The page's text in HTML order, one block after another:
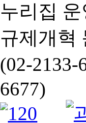
누리집
규제개혁
(02-2133-
6677)